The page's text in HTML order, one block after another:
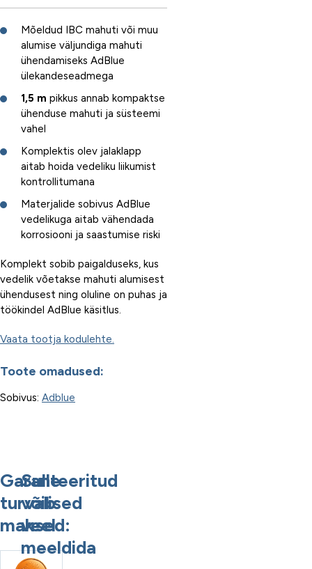
Mõeldud IBC mahuti või muu
alumise väljundiga mahuti
ühendamiseks AdBlue
ülekandeseadmega
1,5 m pikkus annab kompaktse
ühenduse mahuti ja süsteemi
vahel
Komplektis olev jalaklapp
aitab hoida vedeliku liikumist
kontrollitumana
Materjalide sobivus AdBlue
vedelikuga aitab vähendada
korrosiooni ja saastumise riski
Komplekt sobib paigalduseks, kus
vedelik võetakse mahuti alumisest
ühendusest ning oluline on puhas ja
töökindel AdBlue käsitlus.
Vaata tootja kodulehte.
Toote omadused:
Sobivus: Adblue
Garanteeritud
turvalised
maksed:
Sulle
võib
veel
meeldida